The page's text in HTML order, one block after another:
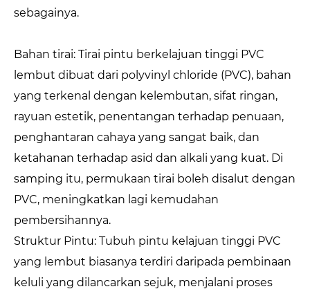
sebagainya.
Bahan tirai: Tirai pintu berkelajuan tinggi PVC
lembut dibuat dari polyvinyl chloride (PVC), bahan
yang terkenal dengan kelembutan, sifat ringan,
rayuan estetik, penentangan terhadap penuaan,
penghantaran cahaya yang sangat baik, dan
ketahanan terhadap asid dan alkali yang kuat. Di
samping itu, permukaan tirai boleh disalut dengan
PVC, meningkatkan lagi kemudahan
pembersihannya.
Struktur Pintu: Tubuh pintu kelajuan tinggi PVC
yang lembut biasanya terdiri daripada pembinaan
keluli yang dilancarkan sejuk, menjalani proses